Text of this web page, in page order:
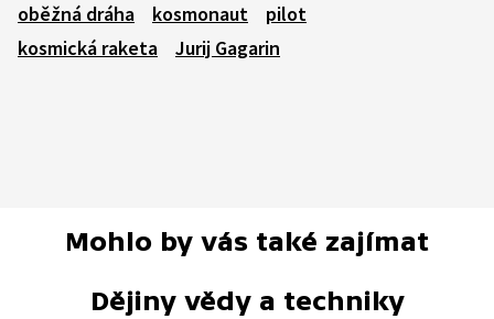
oběžná dráha
kosmonaut
pilot
kosmická raketa
Jurij Gagarin
Mohlo by vás také zajímat
Dějiny vědy a techniky